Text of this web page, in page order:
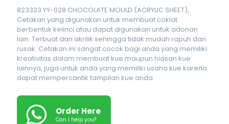
823323 YY-028 CHOCOLATE MOULD (ACRYLIC SHEET),
Cetakan yang digunakan untuk membuat coklat
berbentuk kelinci atau dapat digunakan untuk adonan
lain. Terbuat dari akrilik sehingga tidak mudah rapuh dan
rusak. Cetakan ini sangat cocok bagi anda yang memiliki
kreativitas dalam membuat kue maupun hiasan kue
lainnya, juga untuk anda yang memiliki usaha kue karena
dapat mempercantik tampilan kue anda
Order Here
Can I help you?